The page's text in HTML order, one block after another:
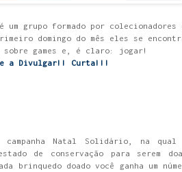
um grupo formado por colecionadores
domingo do mês eles se
sobre games e, é claro: jogar!
a Divulgar!! Curta!!!
Natal Solidário, na qual
de conservação para serem
brinquedo doado você ganha um